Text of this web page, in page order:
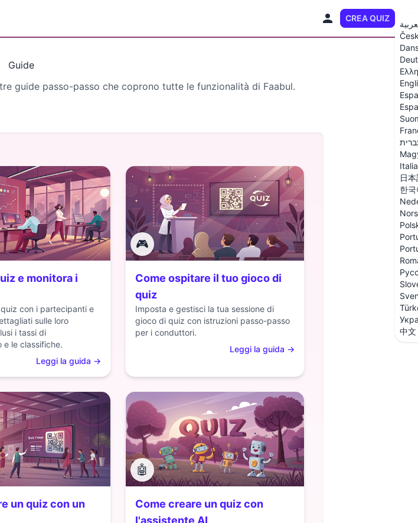
CREA QUIZ
日
한
中文
Guide
guide passo-passo che coprono tutte le funzionalità di Faabul.
e monitora i
con i partecipanti e
sulle loro
i tassi di
e le classifiche.
Leggi la guida →
🎮
Come ospitare il tuo gioco di
quiz
Imposta e gestisci la tua sessione di
gioco di quiz con istruzioni passo-passo
per i conduttori.
Leggi la guida →
un quiz con un
🤖
Come creare un quiz con
l'assistente AI